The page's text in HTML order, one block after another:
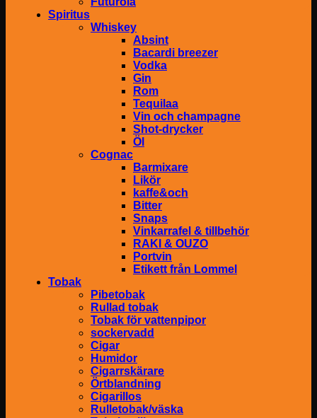
Spiritus
Whiskey
Absint
Bacardi breezer
Vodka
Gin
Rom
Tequilaa
Vin och champagne
Shot-drycker
Öl
Cognac
Barmixare
Likör
kaffe&och
Bitter
Snaps
Vinkarrafel & tillbehör
RAKI & OUZO
Portvin
Etikett från Lommel
Tobak
Pibetobak
Rullad tobak
Tobak för vattenpipor
sockervadd
Cigar
Humidor
Cigarrskärare
Örtblandning
Cigarillos
Rulletobak/väska